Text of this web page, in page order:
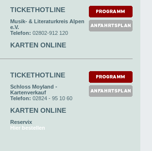
TICKETHOTLINE
Musik- & Literaturkreis Alpen
e.V.
Telefon: 02802-912 120
KARTEN ONLINE
TICKETHOTLINE
Schloss Moyland -
Kartenverkauf
Telefon: 02824 - 95 10 60
KARTEN ONLINE
Reservix
Hier bestellen